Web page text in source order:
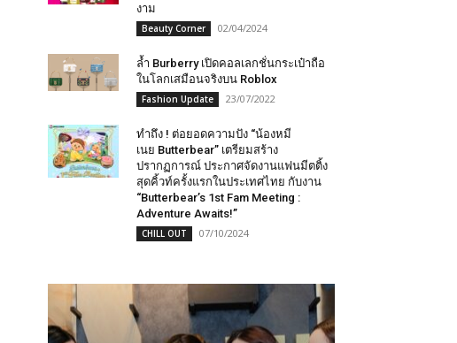
งาม
Beauty Corner 02/04/2024
ล้ำ​ Burberry​ เปิด​คอลเลกชั่นกระเป๋าถือ
ในโลกเสมือนจริงบน Roblox
Fashion Update 23/07/2022
ทำถึง ! ต่อยอดความปัง “น้องหมี
เนย Butterbear” เตรียมสร้าง
ปรากฏการณ์ ประกาศจัดงานแฟนมีตติ้ง
สุดคิ้วท์ครั้งแรกในประเทศไทย กับงาน
“Butterbear’s 1st Fam Meeting :
Adventure Awaits!”
CHILL OUT 07/10/2024